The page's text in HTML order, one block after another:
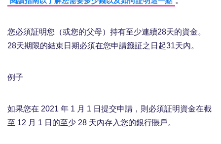
您必須証明您（或您的父母）持有至少連續28天的資金。
28天期限的結束日期必須在您申請籤証之日起31天內。
例子
如果您在 2021 年 1 月 1 日提交申請，則必須証明資金在截
至 12 月 1 日的至少 28 天內存入您的銀行賬戶。